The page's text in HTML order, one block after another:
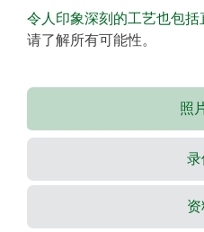
令人印象深刻的工艺也包括
请了解所有可能性。
照
录